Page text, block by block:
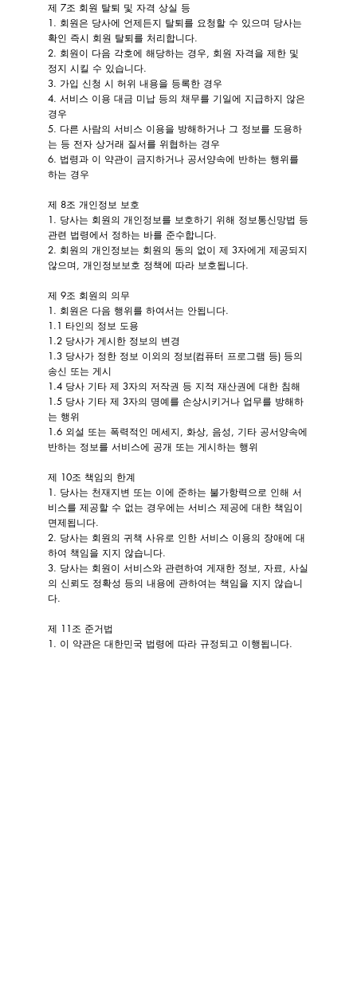
제 7조 회원 탈퇴 및 자격 상실 등
1. 회원은 당사에 언제든지 탈퇴를 요청할 수 있으며 당사는
확인 즉시 회원 탈퇴를 처리합니다.
2. 회원이 다음 각호에 해당하는 경우, 회원 자격을 제한 및
정지 시킬 수 있습니다.
3. 가입 신청 시 허위 내용을 등록한 경우
4. 서비스 이용 대금 미납 등의 채무를 기일에 지급하지 않은
경우
5. 다른 사람의 서비스 이용을 방해하거나 그 정보를 도용하
는 등 전자 상거래 질서를 위협하는 경우
6. 법령과 이 약관이 금지하거나 공서양속에 반하는 행위를
하는 경우
제 8조 개인정보 보호
1. 당사는 회원의 개인정보를 보호하기 위해 정보통신망법 등
관련 법령에서 정하는 바를 준수합니다.
2. 회원의 개인정보는 회원의 동의 없이 제 3자에게 제공되지
않으며, 개인정보보호 정책에 따라 보호됩니다.
제 9조 회원의 의무
1. 회원은 다음 행위를 하여서는 안됩니다.
1.1 타인의 정보 도용
1.2 당사가 게시한 정보의 변경
1.3 당사가 정한 정보 이외의 정보(컴퓨터 프로그램 등) 등의
송신 또는 게시
1.4 당사 기타 제 3자의 저작권 등 지적 재산권에 대한 침해
1.5 당사 기타 제 3자의 명예를 손상시키거나 업무를 방해하
는 행위
1.6 외설 또는 폭력적인 메세지, 화상, 음성, 기타 공서양속에
반하는 정보를 서비스에 공개 또는 게시하는 행위
제 10조 책임의 한계
1. 당사는 천재지변 또는 이에 준하는 불가항력으로 인해 서
비스를 제공할 수 없는 경우에는 서비스 제공에 대한 책임이
면제됩니다.
2. 당사는 회원의 귀책 사유로 인한 서비스 이용의 장애에 대
하여 책임을 지지 않습니다.
3. 당사는 회원이 서비스와 관련하여 게재한 정보, 자료, 사실
의 신뢰도 정확성 등의 내용에 관하여는 책임을 지지 않습니
다.
제 11조 준거법
1. 이 약관은 대한민국 법령에 따라 규정되고 이행됩니다.